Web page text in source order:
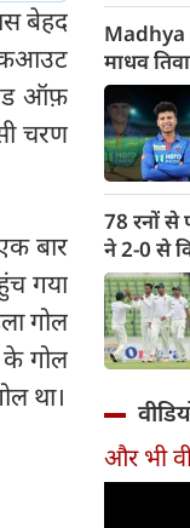
बेहद
ऑफ़
चरण
बार
गया
गोल
के गोल
था।
Madhya
माधव
78 रनों से
ने 2-0 से
और भी